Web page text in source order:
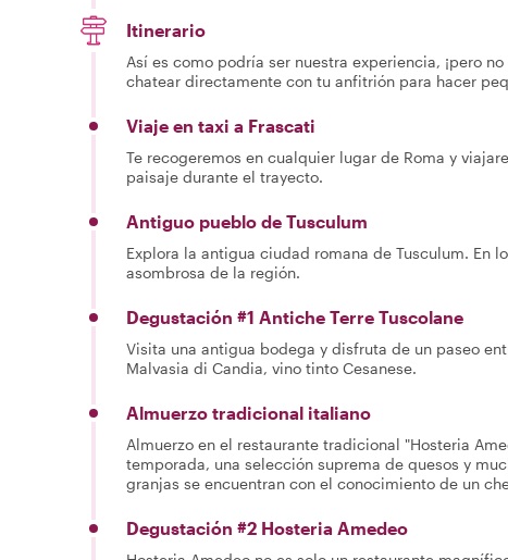
Itinerario
Así es como podría ser nuestra experiencia, ¡pero
chatear directamente con tu anfitrión para hacer
Viaje en taxi a Frascati
Te recogeremos en cualquier lugar de Roma y
paisaje durante el trayecto.
Antiguo pueblo de Tusculum
Explora la antigua ciudad romana de Tusculum. En
asombrosa de la región.
Degustación #1 Antiche Terre Tuscolane
Visita una antigua bodega y disfruta de un paseo
Malvasia di Candia, vino tinto Cesanese.
Almuerzo tradicional italiano
Almuerzo en el restaurante tradicional "Hosteria
temporada, una selección suprema de quesos y
granjas se encuentran con el conocimiento de un
Degustación #2 Hosteria Amedeo